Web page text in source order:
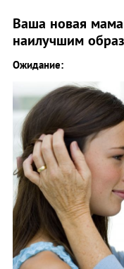
Ваша новая
наилучшим
Ожидание: